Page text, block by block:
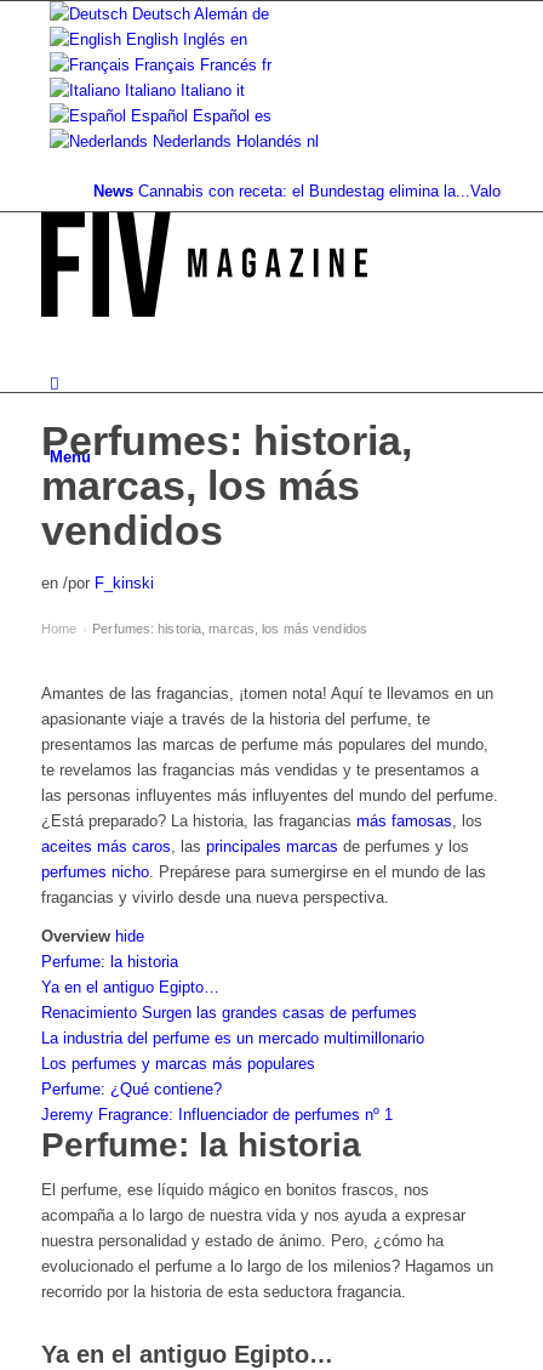
Deutsch Alemán de
English Inglés en
Français Francés fr
Italiano Italiano it
Español Español es
Nederlands Holandés nl
News Cannabis con receta: el Bundestag elimina la...Valor del
Menú
Perfumes: historia,
marcas, los más
vendidos
en /por F_kinski
Home › Perfumes: historia, marcas, los más vendidos
Amantes de las fragancias, ¡tomen nota! Aquí te llevamos en un
apasionante viaje a través de la historia del perfume, te
presentamos las marcas de perfume más populares del mundo,
te revelamos las fragancias más vendidas y te presentamos a
las personas influyentes más influyentes del mundo del perfume.
¿Está preparado? La historia, las fragancias más famosas, los
aceites más caros, las principales marcas de perfumes y los
perfumes nicho. Prepárese para sumergirse en el mundo de las
fragancias y vivirlo desde una nueva perspectiva.
Overview hide
Perfume: la historia
Ya en el antiguo Egipto…
Renacimiento Surgen las grandes casas de perfumes
La industria del perfume es un mercado multimillonario
Los perfumes y marcas más populares
Perfume: ¿Qué contiene?
Jeremy Fragrance: Influenciador de perfumes nº 1
Perfume: la historia
El perfume, ese líquido mágico en bonitos frascos, nos
acompaña a lo largo de nuestra vida y nos ayuda a expresar
nuestra personalidad y estado de ánimo. Pero, ¿cómo ha
evolucionado el perfume a lo largo de los milenios? Hagamos un
recorrido por la historia de esta seductora fragancia.
Ya en el antiguo Egipto…